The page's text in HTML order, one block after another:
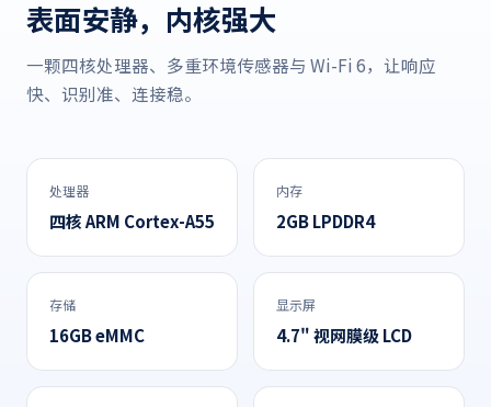
表面安静，内核强大
一颗四核处理器、多重环境传感器与 Wi-Fi 6，让响应
快、识别准、连接稳。
处理器
四核 ARM Cortex-A55
内存
2GB LPDDR4
存储
16GB eMMC
显示屏
4.7" 视网膜级 LCD